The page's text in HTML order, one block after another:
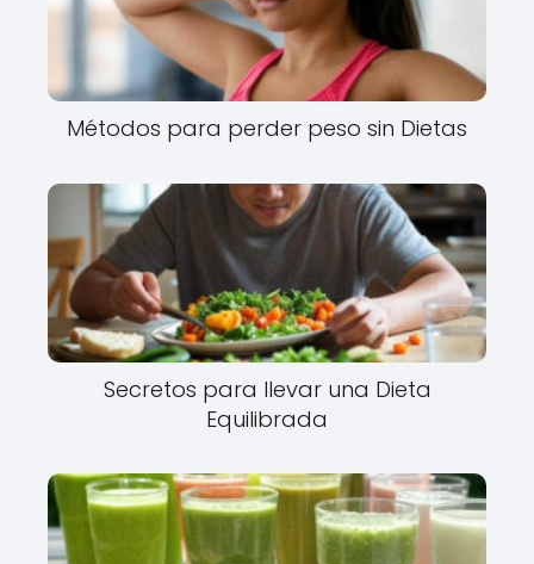
Métodos para perder peso sin Dietas
Secretos para llevar una Dieta
Equilibrada